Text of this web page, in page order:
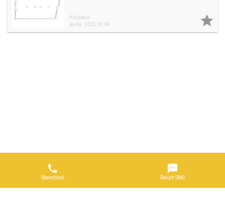

Skambinti

Rašyti SMS
Klaipėda
Įkelta: 2025 09 04
